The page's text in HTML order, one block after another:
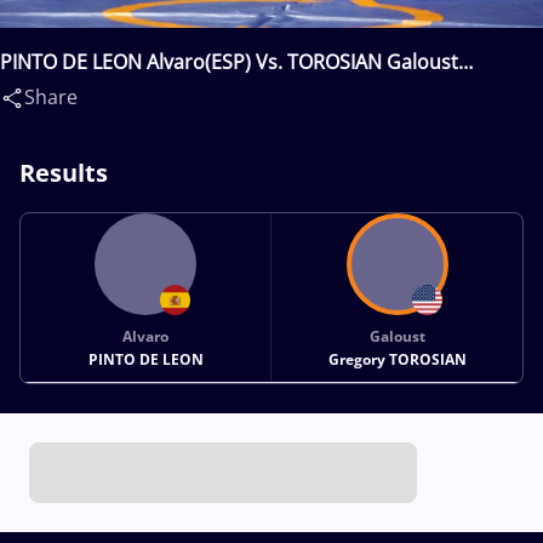
PINTO DE LEON Alvaro(ESP) Vs. TOROSIAN Galoust
Gregory(USA)
Share
Results
Alvaro
PINTO DE LEON
Galoust
Gregory TOROSIAN